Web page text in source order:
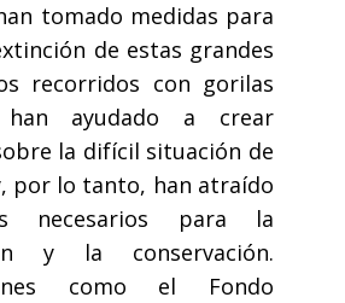
tomado medidas para
de estas grandes
recorridos con gorilas
ayudado a crear
la difícil situación de
por lo tanto, han atraído
necesarios para la
y la conservación.
como el Fondo